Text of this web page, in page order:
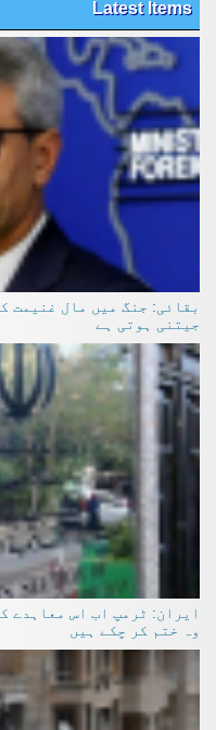
Latest Items
بقائی: جنگ میں مال غنیمت
جیتنی ہوتی ہے
ایران: ٹرمپ اب اس معاہدے
وہ ختم کر چکے ہیں